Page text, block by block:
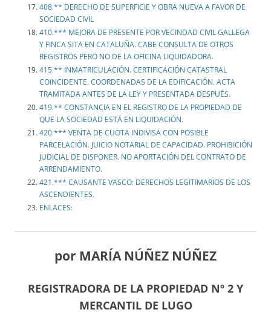
408.** DERECHO DE SUPERFICIE Y OBRA NUEVA A FAVOR DE
SOCIEDAD CIVIL
410.*** MEJORA DE PRESENTE POR VECINDAD CIVIL GALLEGA
Y FINCA SITA EN CATALUÑA. CABE CONSULTA DE OTROS
REGISTROS PERO NO DE LA OFICINA LIQUIDADORA.
415.** INMATRICULACIÓN. CERTIFICACIÓN CATASTRAL
COINCIDENTE. COORDENADAS DE LA EDIFICACIÓN. ACTA
TRAMITADA ANTES DE LA LEY Y PRESENTADA DESPUÉS.
419.** CONSTANCIA EN EL REGISTRO DE LA PROPIEDAD DE
QUE LA SOCIEDAD ESTÁ EN LIQUIDACIÓN.
420.*** VENTA DE CUOTA INDIVISA CON POSIBLE
PARCELACIÓN. JUICIO NOTARIAL DE CAPACIDAD. PROHIBICIÓN
JUDICIAL DE DISPONER. NO APORTACIÓN DEL CONTRATO DE
ARRENDAMIENTO.
421.*** CAUSANTE VASCO: DERECHOS LEGITIMARIOS DE LOS
ASCENDIENTES.
ENLACES:
por MARÍA NÚÑEZ NÚÑEZ
REGISTRADORA DE LA PROPIEDAD Nº 2 Y
MERCANTIL DE LUGO